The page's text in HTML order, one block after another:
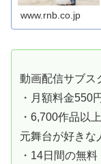
www.rnb.co.jp
動画配信サブス
・月額料金550
・6,700作品以
元舞台が好きな
・14日間の無